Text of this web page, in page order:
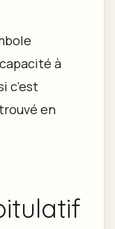
à
c’est
en